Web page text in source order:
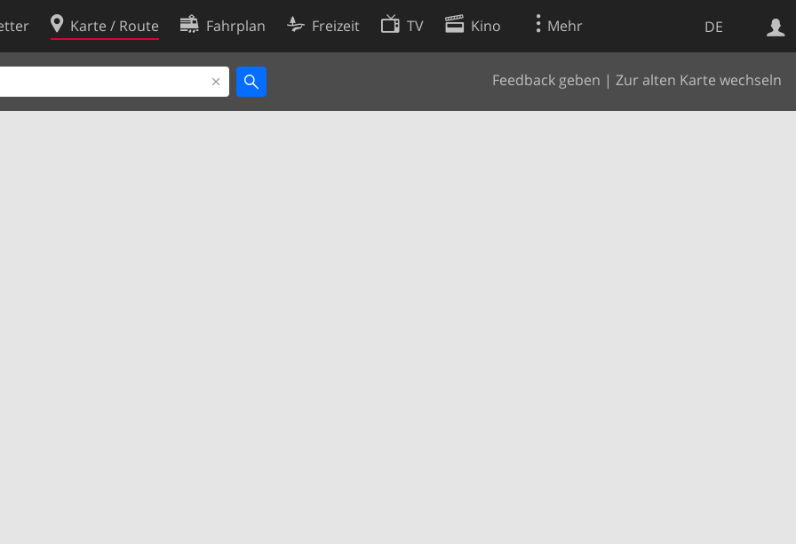
DE
Karte / Route Fahrplan Freizeit TV Kino Mehr
Feedback geben | Zur alten Karte wechseln
Websuche
Cookie-Richtlinie
Cookie-Einstellungen